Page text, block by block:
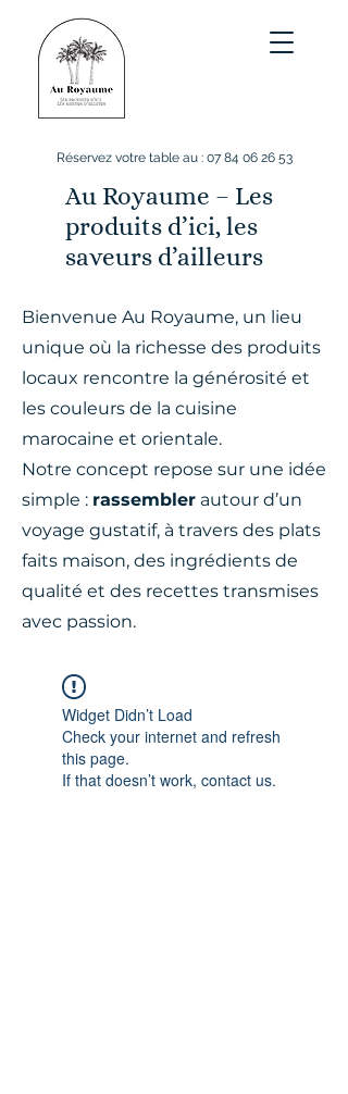
Réservez votre table au : 07 84 06 26 53
Au Royaume – Les
produits d’ici, les
saveurs d’ailleurs
Bienvenue Au Royaume, un lieu
unique où la richesse des produits
locaux rencontre la générosité et
les couleurs de la cuisine
marocaine et orientale.
Notre concept repose sur une idée
simple : rassembler autour d’un
voyage gustatif, à travers des plats
faits maison, des ingrédients de
qualité et des recettes transmises
avec passion.
Widget Didn’t Load
Check your internet and refresh
this page.
If that doesn’t work, contact us.